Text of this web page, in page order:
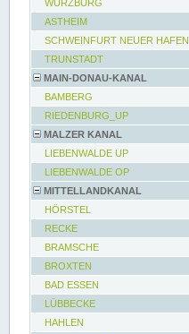
WÜRZBURG
ASTHEIM
SCHWEINFURT NEUER HAFEN
TRUNSTADT
MAIN-DONAU-KANAL
BAMBERG
RIEDENBURG_UP
MALZER KANAL
LIEBENWALDE UP
LIEBENWALDE OP
MITTELLANDKANAL
HÖRSTEL
RECKE
BRAMSCHE
BROXTEN
BAD ESSEN
LÜBBECKE
HAHLEN